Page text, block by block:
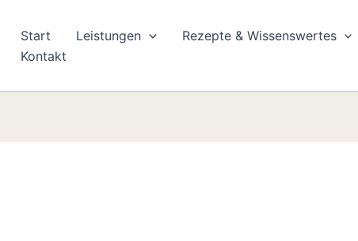
Start Leistungen Rezepte & Wissenswertes
Kontakt